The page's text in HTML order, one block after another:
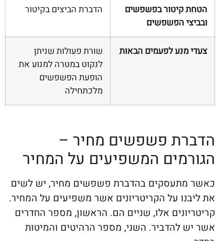
בפשפשים
הפשפשים
הדברת הביצים בקיטור
לפעמים הבאות
שורת פעולות שניתן
לנקוט במטרה למנוע את
הופעת הפשפשים
מלכתחילה
פשפשים מחיר –
המשפיעים על המחיר
בהדברת פשפשים מחיר, יש לשים
על הקריטריונים אשר משפיעים על המחיר.
אלו, שניים הם. הראשון, מספר החדרים
להדביר. השני, מספר הרהיטים והמיטות